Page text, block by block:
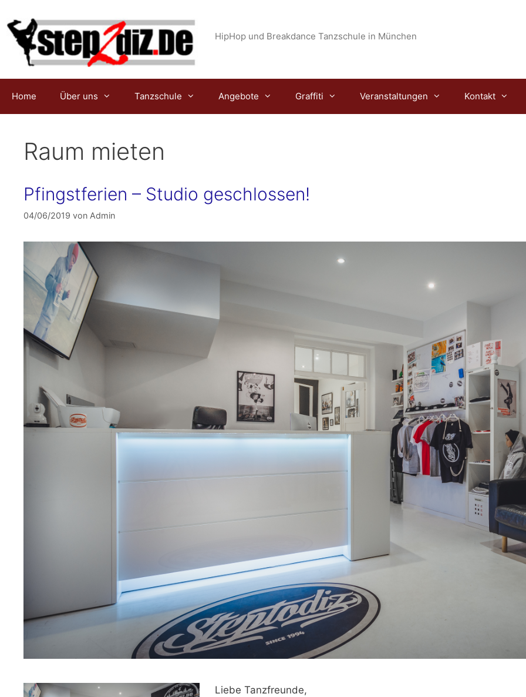
Inhalt
springen
HipHop und Breakdance Tanzschule in München
Home Über uns Tanzschule Angebote Graffiti Veranstaltungen Kontakt
Raum mieten
Pfingstferien – Studio geschlossen!
04/06/2019 von Admin
Liebe Tanzfreunde,